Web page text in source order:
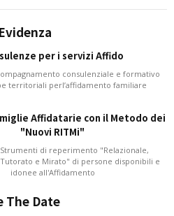
per i servizi Affido
consulenziale e formativo
territoriali perl’affidamento familiare
Affidatarie con il Metodo dei
"Nuovi RITMi"
di reperimento "Relazionale,
e Mirato" di persone disponibili e
idonee all'Affidamento
The Date